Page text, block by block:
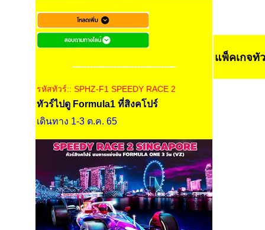
-----------------------------------
รหัสทัวร์:: SPHZ-F1 SPEEDY RACE 2
ทัวร์ไปดู Formula1 ที่สิงคโปร์
เดินทาง 1-3 ต.ค. 65
แพ็คเกจทั